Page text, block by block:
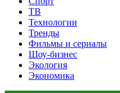
ТВ
Технологии
Тренды
Фильмы и сериалы
Шоу-бизнес
Экология
Экономика